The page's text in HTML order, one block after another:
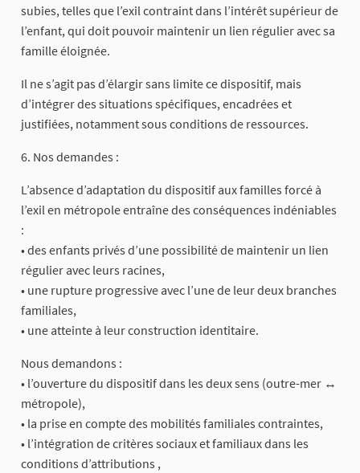
subies, telles que l’exil contraint dans l’intérêt supérieur de
l’enfant, qui doit pouvoir maintenir un lien régulier avec sa
famille éloignée.
Il ne s’agit pas d’élargir sans limite ce dispositif, mais
d’intégrer des situations spécifiques, encadrées et
justifiées, notamment sous conditions de ressources.
6. Nos demandes :
L’absence d’adaptation du dispositif aux familles forcé à
l’exil en métropole entraîne des conséquences indéniables
:
• des enfants privés d’une possibilité de maintenir un lien
régulier avec leurs racines,
• une rupture progressive avec l’une de leur deux branches
familiales,
• une atteinte à leur construction identitaire.
Nous demandons :
• l’ouverture du dispositif dans les deux sens (outre-mer ↔
métropole),
• la prise en compte des mobilités familiales contraintes,
• l’intégration de critères sociaux et familiaux dans les
conditions d’attributions ,